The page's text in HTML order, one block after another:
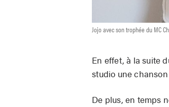
Jojo avec son trophée du MC
En effet, à la suite
studio une
De plus, en temps